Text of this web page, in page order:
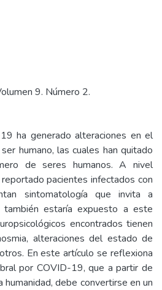
9. Número 2.
ha generado alteraciones en el
humano, las cuales han quitado
de seres humanos. A nivel
pacientes infectados con
sintomatología que invita a
estaría expuesto a este
encontrados tienen
alteraciones del estado de
En este artículo se reflexiona
por COVID-19, que a partir de
debe convertirse en un